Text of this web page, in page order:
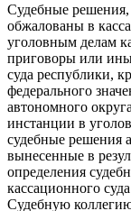
Судебные
обжалованы в
уголовным делам
приговоры или
суда республики,
федерального
автономного
инстанции в
судебные решения
вынесенные в
определения
кассационного
Судебную